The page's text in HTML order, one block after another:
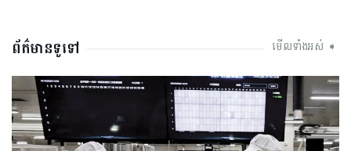
ព័ត៌មានទូទៅ មើលទាំងអស់ ➧